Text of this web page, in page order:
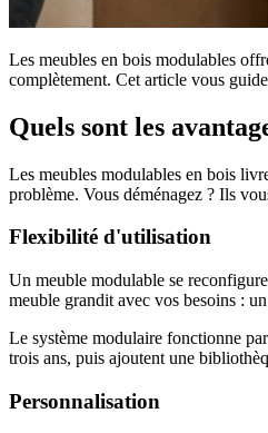
Les meubles en bois modulables
complètement. Cet article vous
Quels sont les
Les meubles modulables en bois
problème. Vous déménagez ? Ils
Flexibilité d'utilisation
Un meuble modulable se
meuble grandit avec vos besoins :
Le système modulaire fonctionne
trois ans, puis ajoutent une
Personnalisation